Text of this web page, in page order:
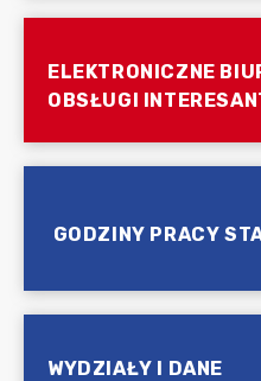
ELEKTRONICZNE
OBSŁUGI
GODZINY PRACY
WYDZIAŁY I DANE